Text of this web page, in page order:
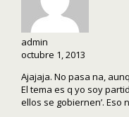
admin
octubre 1, 2013
Ajajaja. No pasa na,
El tema es q yo soy
ellos se gobiernen’. Eso